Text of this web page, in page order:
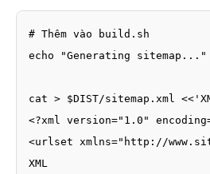
# Thêm vào build.sh
echo "Generating sitemap..."
cat > $DIST/sitemap.xml
<?xml version="1.0"
<urlset xmlns="http://
XML